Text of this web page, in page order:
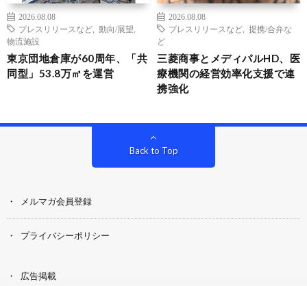
2026.08.08
プレスリリースなど
動向/展望
物流施設
東京団地倉庫が60周年、「共
同型」53.8万㎡を運営
2026.08.08
プレスリリースなど
提携/合弁な
ど
三菱商事とメディパルHD、医
療機関の経営効率化支援で連
携強化
Back to Top
メルマガ会員登録
プライバシーポリシー
広告掲載